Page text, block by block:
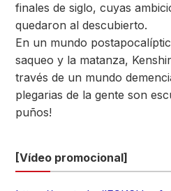
finales de siglo, cuyas
quedaron al descubierto.
En un mundo
saqueo y la matanza,
través de un mundo
plegarias de la gente son
puños!
[Vídeo promocional]